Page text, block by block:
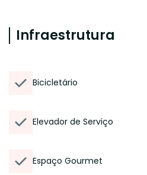
Infraestrutura
Bicicletário
Elevador de Serviço
Espaço Gourmet